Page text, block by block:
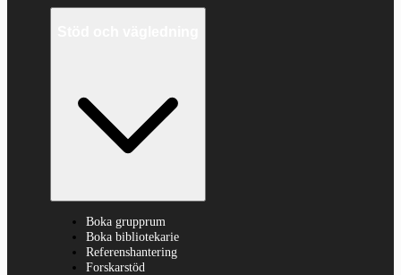
Boka grupprum
Boka bibliotekarie
Referenshantering
Forskarstöd